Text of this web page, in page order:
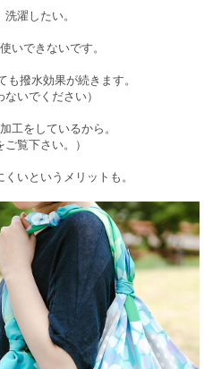
濯したい。
いできないです。
撥水効果が続きます。
いでください）
工をしているから。
ご覧下さい。）
いというメリットも。